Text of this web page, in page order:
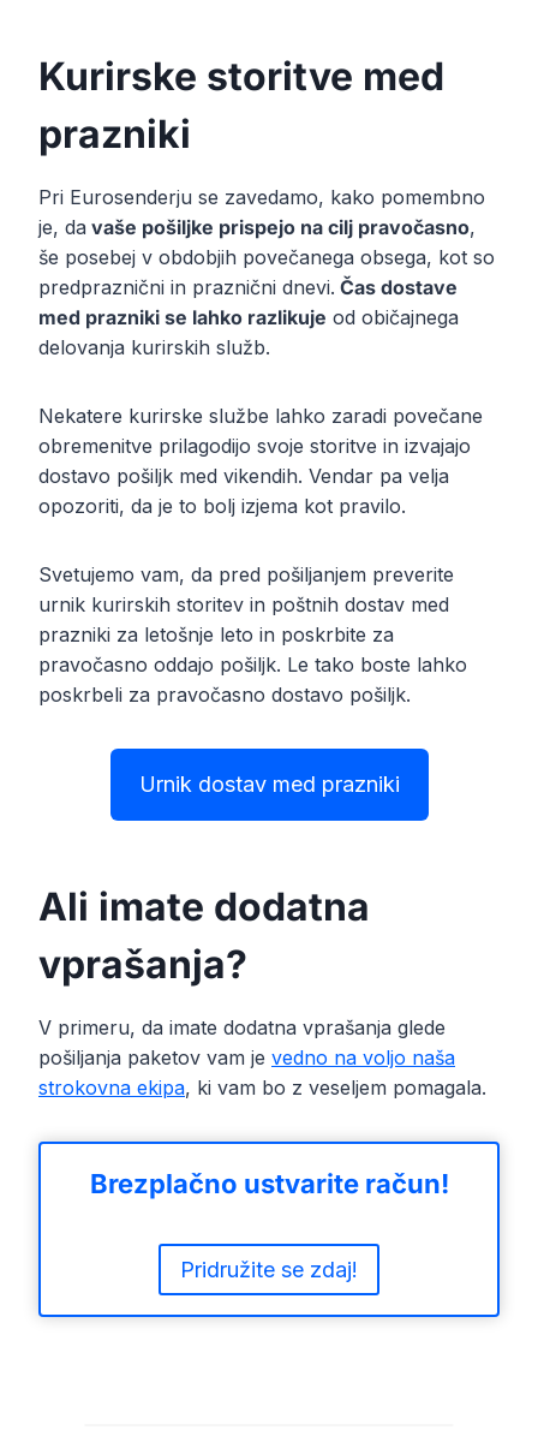
Kurirske storitve med
prazniki
Pri Eurosenderju se zavedamo, kako pomembno
je, da vaše pošiljke prispejo na cilj pravočasno,
še posebej v obdobjih povečanega obsega, kot so
predpraznični in praznični dnevi. Čas dostave
med prazniki se lahko razlikuje od običajnega
delovanja kurirskih služb.
Nekatere kurirske službe lahko zaradi povečane
obremenitve prilagodijo svoje storitve in izvajajo
dostavo pošiljk med vikendih. Vendar pa velja
opozoriti, da je to bolj izjema kot pravilo.
Svetujemo vam, da pred pošiljanjem preverite
urnik kurirskih storitev in poštnih dostav med
prazniki za letošnje leto in poskrbite za
pravočasno oddajo pošiljk. Le tako boste lahko
poskrbeli za pravočasno dostavo pošiljk.
Urnik dostav med prazniki
Ali imate dodatna
vprašanja?
V primeru, da imate dodatna vprašanja glede
pošiljanja paketov vam je vedno na voljo naša
strokovna ekipa, ki vam bo z veseljem pomagala.
Brezplačno ustvarite račun!
Pridružite se zdaj!